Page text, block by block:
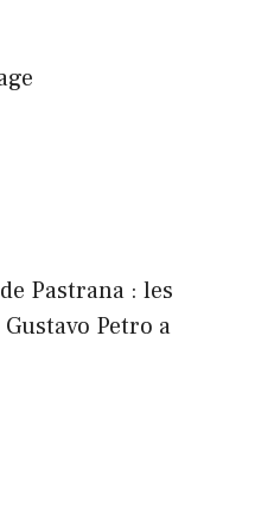
Pastrana : les
Petro a